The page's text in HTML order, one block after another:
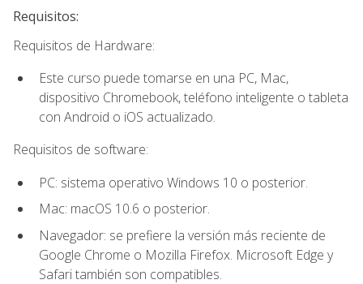
Requisitos:
Requisitos de Hardware:
Este curso puede tomarse en una PC, Mac,
dispositivo Chromebook, teléfono inteligente o tableta
con Android o iOS actualizado.
Requisitos de software:
PC: sistema operativo Windows 10 o posterior.
Mac: macOS 10.6 o posterior.
Navegador: se prefiere la versión más reciente de
Google Chrome o Mozilla Firefox. Microsoft Edge y
Safari también son compatibles.